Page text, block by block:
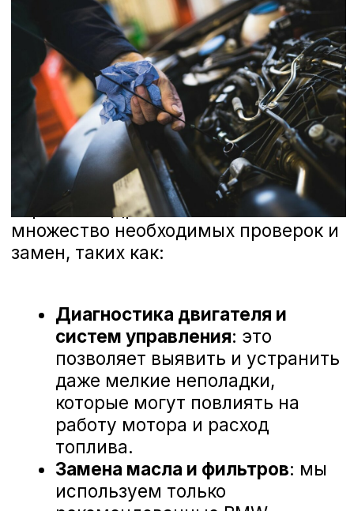
ставим на первое место
удовлетворенность наших клиентов. Мы
гордимся качеством предоставляемых
услуг и стремимся к тому, чтобы каждый
визит в наш сервисный центр оставлял
только положительные впечатления.
Наши специалисты проходят регулярное
обучение и используют последние
технологии для диагностики и ремонта
вашего автомобиля. Мы ценим каждое
ваше мнение и готовы рассмотреть
любые предложения, чтобы сделать наш
сервис еще лучше. Ниже вы можете
ознакомиться с отзывами наших
клиентов, которые уже оценили высокий
уровень профессионализма наших